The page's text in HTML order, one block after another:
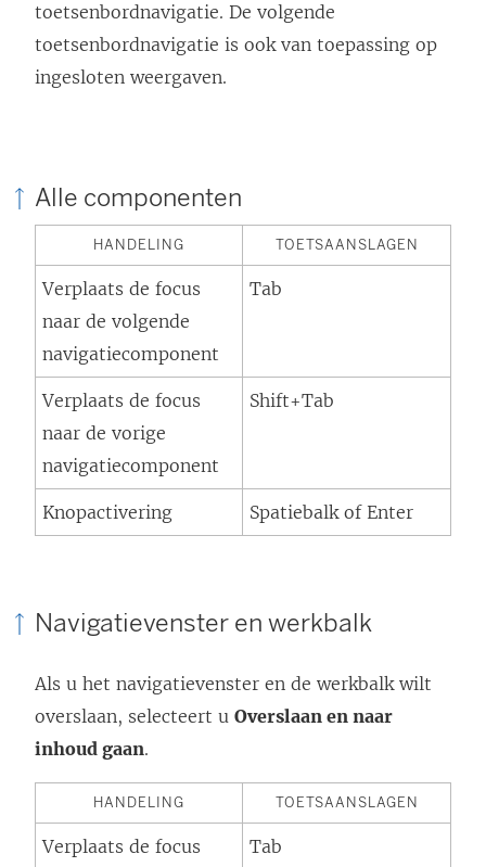
toetsenbordnavigatie. De volgende
toetsenbordnavigatie is ook van toepassing op
ingesloten weergaven.
Alle componenten
HANDELING TOETSAANSLAGEN
Verplaats de focus
naar de volgende
navigatiecomponent
Tab
Verplaats de focus
naar de vorige
navigatiecomponent
Shift+Tab
Knopactivering Spatiebalk of Enter
Navigatievenster en werkbalk
Als u het navigatievenster en de werkbalk wilt
overslaan, selecteert u Overslaan en naar
inhoud gaan.
HANDELING TOETSAANSLAGEN
Verplaats de focus
Tab